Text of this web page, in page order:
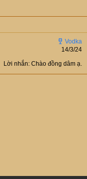
14/3/24
Lời nhắn: Chào đồng dâm ạ.